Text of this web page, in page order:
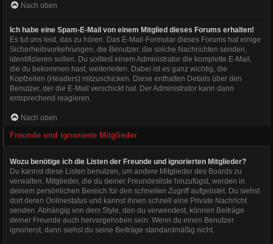
Nach oben
Ich habe eine Spam-E-Mail von einem Mitglied dieses Forums erhalten!
Es tut uns leid, das zu hören. Das E-Mail-Formular dieses Forums hat einige
Sicherheitsvorkehrungen, die Benutzer, die solche Nachrichten senden,
identifizieren sollen. Du solltest einem Administrator die komplette E-Mail,
die du bekommen hast, weiterleiten. Dabei ist es ganz wichtig, die
Kopfzeilen (Headers) mitzuschicken. Diese enthalten Details über den
Benutzer, der die E-Mail verschickt hat. Der Administrator kann dann
entsprechend reagieren.
Nach oben
Freunde und ignorierte Mitglieder
Wozu benötige ich die Listen der Freunde und ignorierten Mitglieder?
Du kannst diese Listen benutzen, um andere Mitglieder des Boards zu
verwalten. Mitglieder, die du deiner Freundesliste hinzufügst, werden in
deinem persönlichen Bereich für den schnellen Zugriff aufgelistet. Du siehst
dort deren Onlinestatus und kannst ihnen schnell eine Private Nachricht
senden. Abhängig von dem Style, den du verwendest, können Beiträge
deiner Freunde auch hervorgehoben sein. Wenn du einen Benutzer
ignorierst, dann siehst du seine Beiträge standardmäßig nicht.